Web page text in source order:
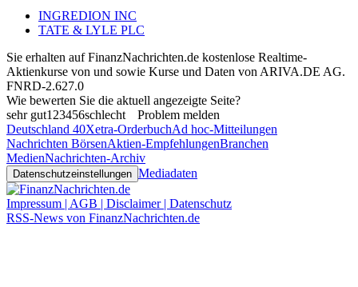
INGREDION INC
TATE & LYLE PLC
Sie erhalten auf FinanzNachrichten.de kostenlose Realtime-
Aktienkurse von und sowie Kurse und Daten von ARIVA.DE AG.
FNRD-2.627.0
Wie bewerten Sie die aktuell angezeigte Seite?
sehr gut1 23456schlecht
Problem melden
Deutschland 40Xetra-OrderbuchAd hoc-Mitteilungen
Nachrichten BörsenAktien-EmpfehlungenBranchen
MedienNachrichten-Archiv
Datenschutzeinstellungen Mediadaten
Impressum | AGB | Disclaimer | Datenschutz
RSS-News von FinanzNachrichten.de